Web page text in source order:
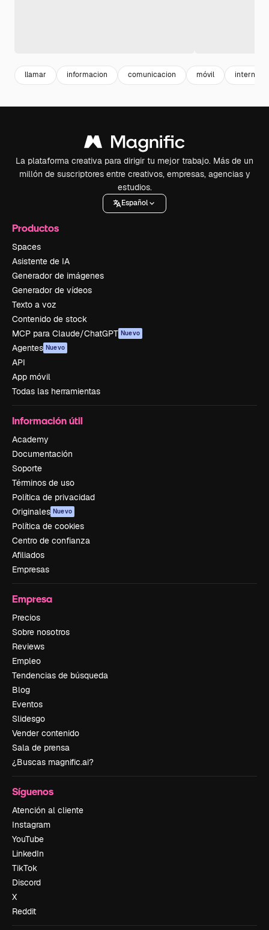
llamar informacion comunicacion móvil internet
La plataforma creativa para dirigir tu mejor trabajo. Más de un
millón de suscriptores entre creativos, empresas, agencias y
estudios.
Español
Productos
Spaces
Asistente de IA
Generador de imágenes
Generador de vídeos
Texto a voz
Contenido de stock
MCP para Claude/ChatGPT Nuevo
Agentes Nuevo
API
App móvil
Todas las herramientas
Información útil
Academy
Documentación
Soporte
Términos de uso
Política de privacidad
Originales Nuevo
Política de cookies
Centro de confianza
Afiliados
Empresas
Empresa
Precios
Sobre nosotros
Reviews
Empleo
Tendencias de búsqueda
Blog
Eventos
Slidesgo
Vender contenido
Sala de prensa
¿Buscas magnific.ai?
Síguenos
Atención al cliente
Instagram
YouTube
LinkedIn
TikTok
Discord
X
Reddit